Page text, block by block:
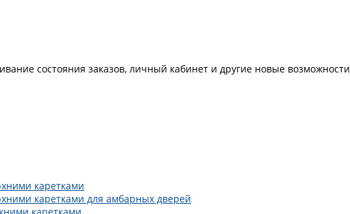
состояния заказов, личный кабинет и другие новые возможности
каретками
каретками для амбарных дверей